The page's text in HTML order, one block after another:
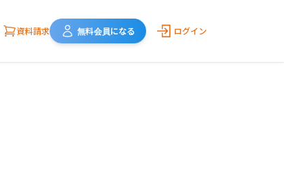
資料請求 無料会員になる ログイン